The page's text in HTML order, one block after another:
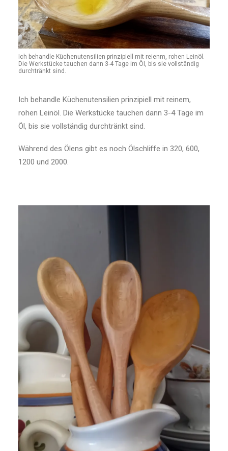
Ich behandle Küchenutensilien prinzipiell mit reienm, rohen Leinöl.
Die Werkstücke tauchen dann 3-4 Tage im Öl, bis sie vollständig
durchtränkt sind.
Ich behandle Küchenutensilien prinzipiell mit reinem,
rohen Leinöl. Die Werkstücke tauchen dann 3-4 Tage im
Öl, bis sie vollständig durchtränkt sind.
Während des Ölens gibt es noch Ölschliffe in 320, 600,
1200 und 2000.